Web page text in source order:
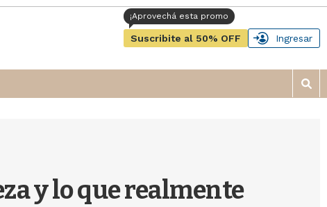
Suscribite al 50% OFF Ingresar
M
o
y lo que realmente